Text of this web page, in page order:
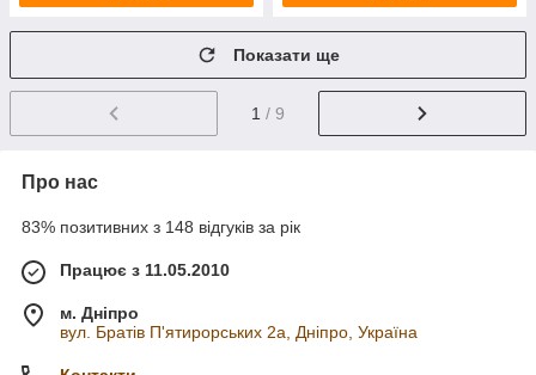
Показати ще
1 / 9
Про нас
83% позитивних з 148 відгуків за рік
Працює з 11.05.2010
м. Дніпро
вул. Братів П'ятирорських 2а, Дніпро, Україна